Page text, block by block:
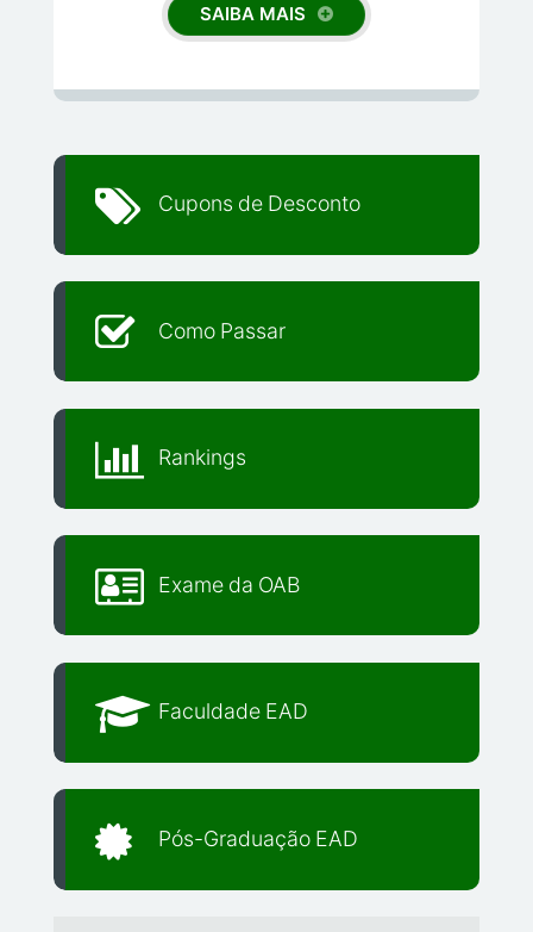
SAIBA MAIS
Cupons de Desconto
Como Passar
Rankings
Exame da OAB
Faculdade EAD
Pós-Graduação EAD